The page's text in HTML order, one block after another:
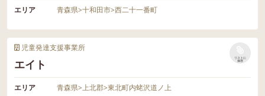
エリア 青森県>十和田市>西二十一番町
児童発達支援事業所
エイト
リストに
保存
エリア 青森県>上北郡>東北町内蛯沢道ノ上